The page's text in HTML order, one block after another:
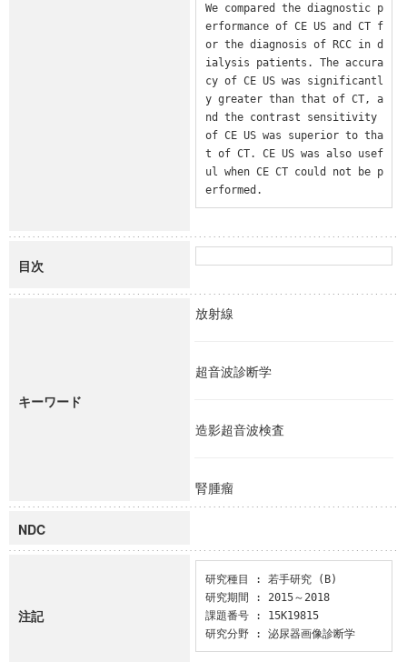
We compared the diagnostic p
erformance of CE US and CT f
or the diagnosis of RCC in d
ialysis patients. The accura
cy of CE US was significantl
y greater than that of CT, a
nd the contrast sensitivity
of CE US was superior to tha
t of CT. CE US was also usef
ul when CE CT could not be p
erformed.
目次
キーワード
放射線
超音波診断学
造影超音波検査
腎腫瘤
NDC
注記
研究種目 : 若手研究 (B)
研究期間 : 2015～2018
課題番号 : 15K19815
研究分野 : 泌尿器画像診断学